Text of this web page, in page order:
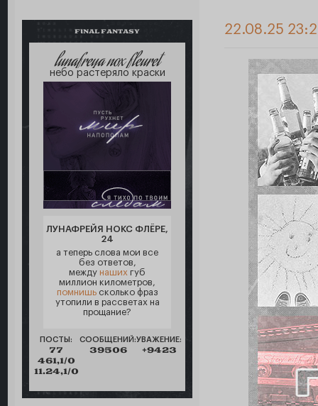
FINAL FANTASY
lunafreya nox fleuret
небо растеряло краски
ЛУНАФРЕЙЯ НОКС ФЛЁРЕ,
24
а теперь слова мои все
без ответов,
между наших губ
миллион километров,
помнишьсколько фраз
утопили в рассветах на
прощание?
ПОСТЫ:
77
461,1/0
11.24,1/0
СООБЩЕНИЙ:
39506
УВАЖЕНИЕ:
+9423
22.08.25